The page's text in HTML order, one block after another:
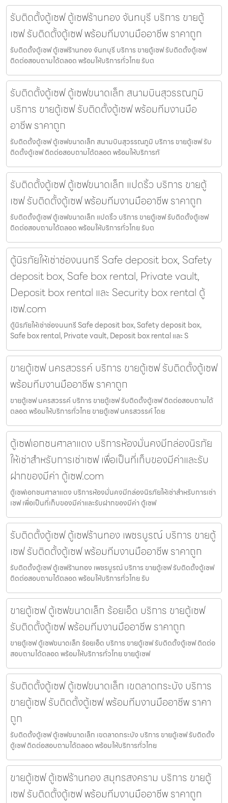
รับติดตั้งตู้เซฟ ตู้เซฟร้านทอง จันทบุรี บริการ ขายตู้
เซฟ รับติดตั้งตู้เซฟ พร้อมทีมงานมืออาชีพ ราคาถูก
รับติดตั้งตู้เซฟ ตู้เซฟร้านทอง จันทบุรี บริการ ขายตู้เซฟ รับติดตั้งตู้เซฟ
ติดต่อสอบถามได้ตลอด พร้อมให้บริการทั่วไทย รับต
รับติดตั้งตู้เซฟ ตู้เซฟขนาดเล็ก สนามบินสุวรรณภูมิ
บริการ ขายตู้เซฟ รับติดตั้งตู้เซฟ พร้อมทีมงานมือ
อาชีพ ราคาถูก
รับติดตั้งตู้เซฟ ตู้เซฟขนาดเล็ก สนามบินสุวรรณภูมิ บริการ ขายตู้เซฟ รับ
ติดตั้งตู้เซฟ ติดต่อสอบถามได้ตลอด พร้อมให้บริการทั
รับติดตั้งตู้เซฟ ตู้เซฟขนาดเล็ก แปดริ้ว บริการ ขายตู้
เซฟ รับติดตั้งตู้เซฟ พร้อมทีมงานมืออาชีพ ราคาถูก
รับติดตั้งตู้เซฟ ตู้เซฟขนาดเล็ก แปดริ้ว บริการ ขายตู้เซฟ รับติดตั้งตู้เซฟ
ติดต่อสอบถามได้ตลอด พร้อมให้บริการทั่วไทย รับต
ตู้นิรภัยให้เช่าช่องนนทรี Safe deposit box, Safety
deposit box, Safe box rental, Private vault,
Deposit box rental และ Security box rental ตู้
เซฟ.com
ตู้นิรภัยให้เช่าช่องนนทรี Safe deposit box, Safety deposit box,
Safe box rental, Private vault, Deposit box rental และ S
ขายตู้เซฟ นครสวรรค์ บริการ ขายตู้เซฟ รับติดตั้งตู้เซฟ
พร้อมทีมงานมืออาชีพ ราคาถูก
ขายตู้เซฟ นครสวรรค์ บริการ ขายตู้เซฟ รับติดตั้งตู้เซฟ ติดต่อสอบถามได้
ตลอด พร้อมให้บริการทั่วไทย ขายตู้เซฟ นครสวรรค์ โดย
ตู้เซฟเอกชนศาลาแดง บริการห้องมั่นคงมีกล่องนิรภัย
ให้เช่าสำหรับการเช่าเซฟ เพื่อเป็นที่เก็บของมีค่าและรับ
ฝากของมีค่า ตู้เซฟ.com
ตู้เซฟเอกชนศาลาแดง บริการห้องมั่นคงมีกล่องนิรภัยให้เช่าสำหรับการเช่า
เซฟ เพื่อเป็นที่เก็บของมีค่าและรับฝากของมีค่า ตู้เซฟ
รับติดตั้งตู้เซฟ ตู้เซฟร้านทอง เพชรบูรณ์ บริการ ขายตู้
เซฟ รับติดตั้งตู้เซฟ พร้อมทีมงานมืออาชีพ ราคาถูก
รับติดตั้งตู้เซฟ ตู้เซฟร้านทอง เพชรบูรณ์ บริการ ขายตู้เซฟ รับติดตั้งตู้เซฟ
ติดต่อสอบถามได้ตลอด พร้อมให้บริการทั่วไทย รับ
ขายตู้เซฟ ตู้เซฟขนาดเล็ก ร้อยเอ็ด บริการ ขายตู้เซฟ
รับติดตั้งตู้เซฟ พร้อมทีมงานมืออาชีพ ราคาถูก
ขายตู้เซฟ ตู้เซฟขนาดเล็ก ร้อยเอ็ด บริการ ขายตู้เซฟ รับติดตั้งตู้เซฟ ติดต่อ
สอบถามได้ตลอด พร้อมให้บริการทั่วไทย ขายตู้เซฟ
รับติดตั้งตู้เซฟ ตู้เซฟขนาดเล็ก เขตลาดกระบัง บริการ
ขายตู้เซฟ รับติดตั้งตู้เซฟ พร้อมทีมงานมืออาชีพ ราคา
ถูก
รับติดตั้งตู้เซฟ ตู้เซฟขนาดเล็ก เขตลาดกระบัง บริการ ขายตู้เซฟ รับติดตั้ง
ตู้เซฟ ติดต่อสอบถามได้ตลอด พร้อมให้บริการทั่วไทย
ขายตู้เซฟ ตู้เซฟร้านทอง สมุทรสงคราม บริการ ขายตู้
เซฟ รับติดตั้งตู้เซฟ พร้อมทีมงานมืออาชีพ ราคาถูก